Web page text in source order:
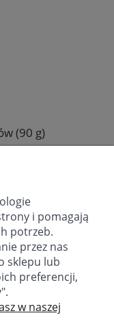
(90 g)
750 (9.00-17.00)
i pomagają
potrzeb.
przez nas
sklepu lub
preferencji,
w naszej